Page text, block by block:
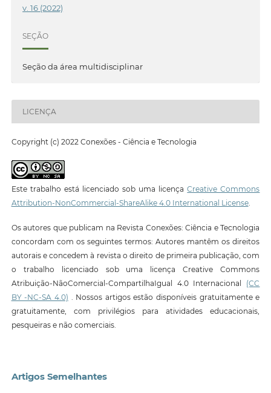
v. 16 (2022)
SEÇÃO
Seção da área multidisciplinar
LICENÇA
Copyright (c) 2022 Conexões - Ciência e Tecnologia
Este trabalho está licenciado sob uma licençaCreative Commons
Attribution-NonCommercial-ShareAlike 4.0 International License.
Os autores que publicam na Revista Conexões: Ciência e Tecnologia
concordam com os seguintes termos: Autores mantêm os direitos
autorais e concedem à revista o direito de primeira publicação, com
o trabalho licenciado sob uma licença Creative Commons
Atribuição-NãoComercial-CompartilhaIgual 4.0 Internacional (CC
BY -NC-SA 4.0) . Nossos artigos estão disponíveis gratuitamente e
gratuitamente, com privilégios para atividades educacionais,
pesqueiras e não comerciais.
Artigos Semelhantes